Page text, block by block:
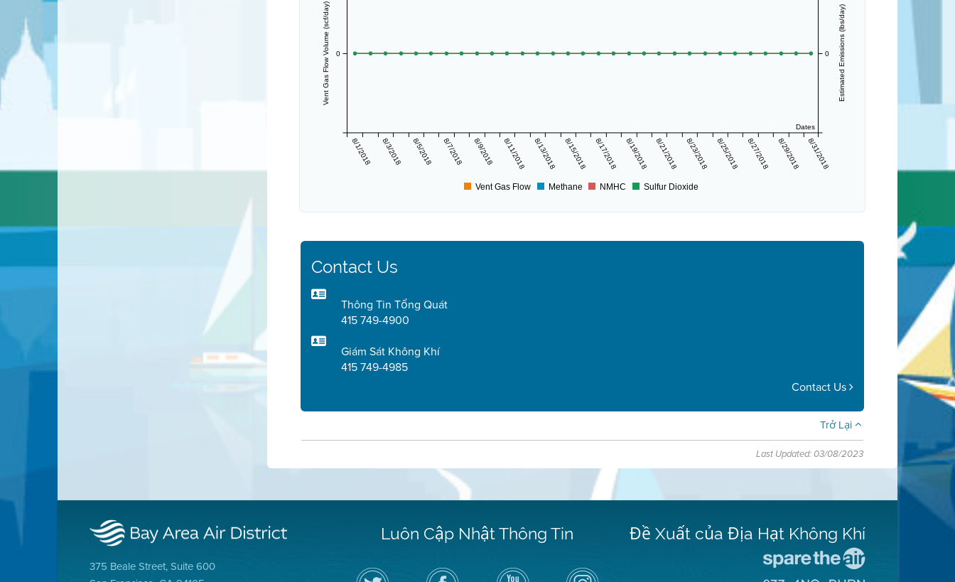
Dates
8/1/2018 8/3/2018 8/5/2018 8/7/2018 8/9/2018 8/11/2018 8/13/2018 8/15/2018 8/17/2018 8/19/2018 8/21/2018 8/23/2018 8/25/2018 8/27/2018 8/29/2018 8/31/2018
Vent Gas Flow Volume (scf/day) 0 Estimated Emissions (lbs/day)
0
Vent Gas Flow Methane NMHC Sulfur Dioxide
Contact Us
Thông Tin Tổng Quát
415 749-4900
Giám Sát Không Khí
415 749-4985
Contact Us
Trở Lại
Last Updated: 03/08/2023
375 Beale Street, Suite 600
Luôn Cập Nhật Thông Tin
Hãy
Truy
Kênh
Air
Đề Xuất của Địa Hạt Không Khí